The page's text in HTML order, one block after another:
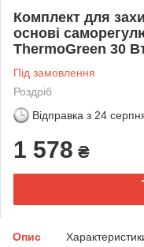
Комплект для
основі
ThermoGreen 30
Під замовлення
Роздріб
Відправка з 24
1 578 ₴
Опис